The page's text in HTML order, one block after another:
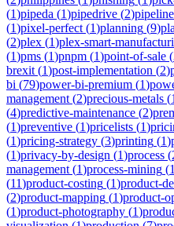
(1)pipeda (1)pipedrive (2)pipeline
(1)pixel-perfect (1)planning (9)
(2)plex (1)plex-smart-
(1)pms (1)pnpm (1)point-of-sale (
brexit (1)post-implementation (2)
bi (79)power-bi-premium (1)
management (2)precious-metals (1
(4)predictive-maintenance (2)
(1)preventive (1)pricelists (1)
(1)pricing-strategy (3)printing (1)
(1)privacy-by-design (1)process (
management (1)process-mining (1
(11)product-costing (1)product-
(2)product-mapping (1)product-
(1)product-photography (1)